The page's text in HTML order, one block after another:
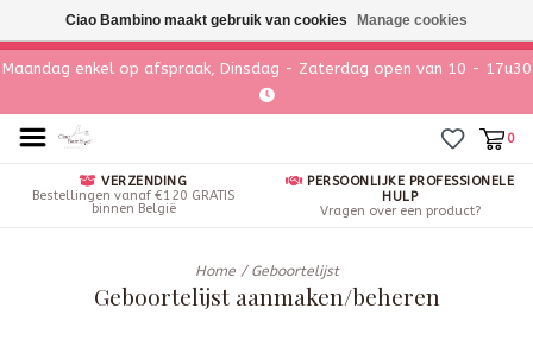
Maandag enkel op afspraak, Dinsdag - Zaterdag open van 10 - 17u30
0
VERZENDING
Bestellingen vanaf €120 GRATIS
binnen België
PERSOONLIJKE PROFESSIONELE
HULP
Vragen over een product?
Home/ Geboortelijst
Geboortelijst aanmaken/beheren
Ciao Bambino maakt gebruik van cookies Manage cookies